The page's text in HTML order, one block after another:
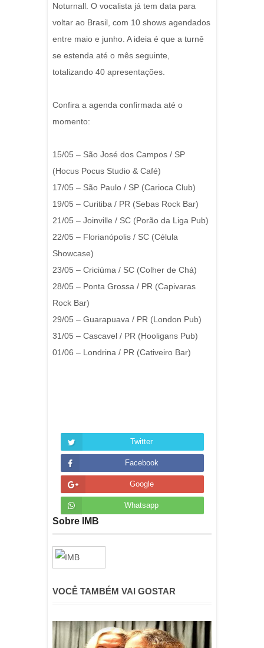
Noturnall. O vocalista já tem data para
voltar ao Brasil, com 10 shows agendados
entre maio e junho. A ideia é que a turnê
se estenda até o mês seguinte,
totalizando 40 apresentações.
Confira a agenda confirmada até o
momento:
15/05 – São José dos Campos / SP
(Hocus Pocus Studio & Café)
17/05 – São Paulo / SP (Carioca Club)
19/05 – Curitiba / PR (Sebas Rock Bar)
21/05 – Joinville / SC (Porão da Liga Pub)
22/05 – Florianópolis / SC (Célula
Showcase)
23/05 – Criciúma / SC (Colher de Chá)
28/05 – Ponta Grossa / PR (Capivaras
Rock Bar)
29/05 – Guarapuava / PR (London Pub)
31/05 – Cascavel / PR (Hooligans Pub)
01/06 – Londrina / PR (Cativeiro Bar)
Twitter
Facebook
Google
Whatsapp
Sobre IMB
VOCÊ TAMBÉM VAI GOSTAR